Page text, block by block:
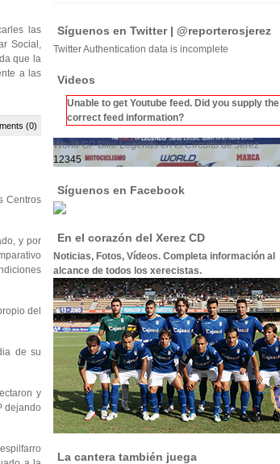
las
Social,
que la
a las
(0)
Centros
y por
del
de su
y
dejando
Síguenos en Twitter | @reporterosjerez
Twitter Authentication data is incomplete
Videos
Unable to get Youtube feed. Did you supply the
correct feed information?
World GP Bike Legends en el Circuito de Jerez
12345
Síguenos en Facebook
En el corazón del Xerez CD
Noticias, Fotos, Vídeos. Completa información al
alcance de todos los xerecistas.
La cantera también juega